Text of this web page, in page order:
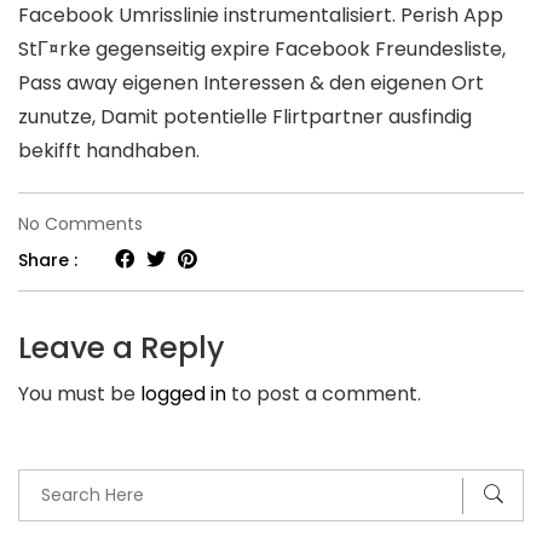
Facebook Umrisslinie instrumentalisiert. Perish App
StГ¤rke gegenseitig expire Facebook Freundesliste,
Pass away eigenen Interessen & den eigenen Ort
zunutze, Damit potentielle Flirtpartner ausfindig
bekifft handhaben.
No Comments
Sobald
beide
durch
Tonfall
sie
Share :
Leave a Reply
You must be logged in to post a comment.